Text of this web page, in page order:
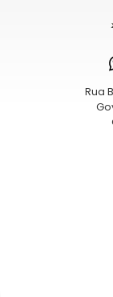
Rua